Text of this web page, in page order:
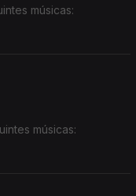
músicas:
músicas: